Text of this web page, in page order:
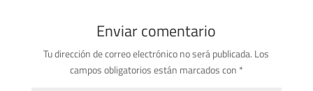
Enviar comentario
Tu dirección de correo electrónico no será publicada. Los
campos obligatorios están marcados con *